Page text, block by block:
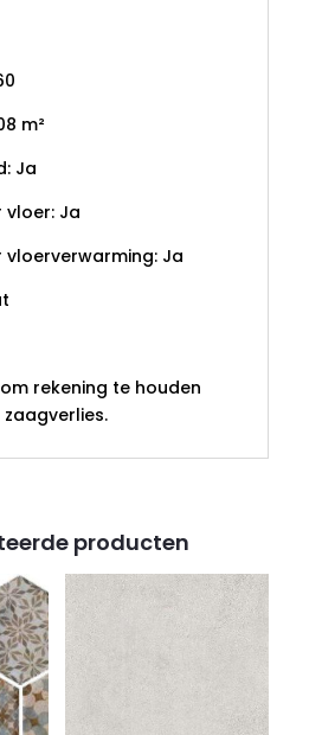
m²
Ja
vloer: Ja
vloerverwarming: Ja
rekening te houden
zaagverlies.
producten